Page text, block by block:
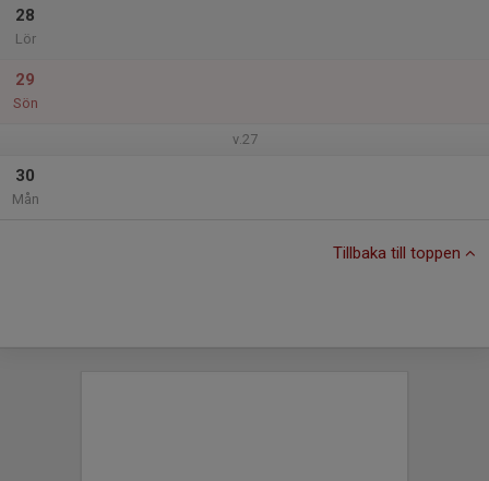
28
Lör
29
Sön
v.27
30
Mån
Tillbaka till toppen